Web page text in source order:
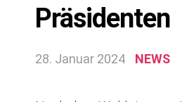
Präsidenten
28. Januar 2024 NEWS